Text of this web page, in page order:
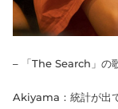
– 「The Search」の
Akiyama：統計が出